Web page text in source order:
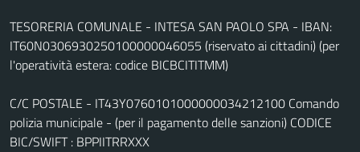
TESORERIA COMUNALE - INTESA SAN PAOLO SPA - IBAN:
IT60N0306930250100000046055 (riservato ai cittadini) (per
l'operatività estera: codice BICBCITITMM)
C/C POSTALE - IT43Y0760101000000034212100 Comando
polizia municipale - (per il pagamento delle sanzioni) CODICE
BIC/SWIFT : BPPIITRRXXX